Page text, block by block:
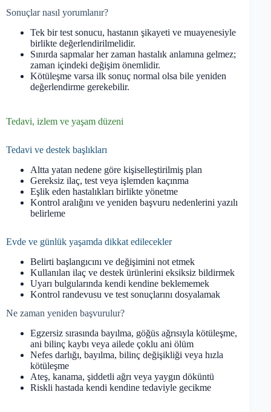
Sonuçlar nasıl yorumlanır?
Tek bir test sonucu, hastanın şikayeti ve muayenesiyle
birlikte değerlendirilmelidir.
Sınırda sapmalar her zaman hastalık anlamına gelmez;
zaman içindeki değişim önemlidir.
Kötüleşme varsa ilk sonuç normal olsa bile yeniden
değerlendirme gerekebilir.
Tedavi, izlem ve yaşam düzeni
Tedavi ve destek başlıkları
Altta yatan nedene göre kişiselleştirilmiş plan
Gereksiz ilaç, test veya işlemden kaçınma
Eşlik eden hastalıkları birlikte yönetme
Kontrol aralığını ve yeniden başvuru nedenlerini yazılı
belirleme
Evde ve günlük yaşamda dikkat edilecekler
Belirti başlangıcını ve değişimini not etmek
Kullanılan ilaç ve destek ürünlerini eksiksiz bildirmek
Uyarı bulgularında kendi kendine beklememek
Kontrol randevusu ve test sonuçlarını dosyalamak
Ne zaman yeniden başvurulur?
Egzersiz sırasında bayılma, göğüs ağrısıyla kötüleşme,
ani bilinç kaybı veya ailede çoklu ani ölüm
Nefes darlığı, bayılma, bilinç değişikliği veya hızla
kötüleşme
Ateş, kanama, şiddetli ağrı veya yaygın döküntü
Riskli hastada kendi kendine tedaviyle gecikme